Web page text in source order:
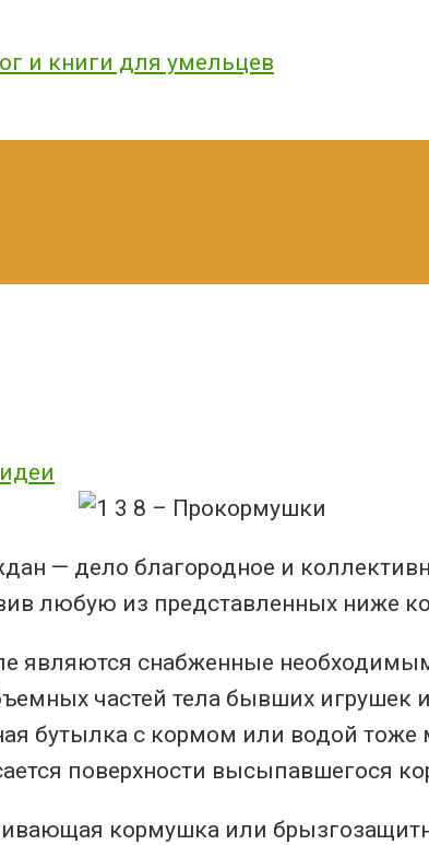
— дело благородное и
любую из представленных ниже
являются снабженные
частей тела бывших игрушек
бутылка с кормом или водой
поверхности высыпавшегося
кормушка или